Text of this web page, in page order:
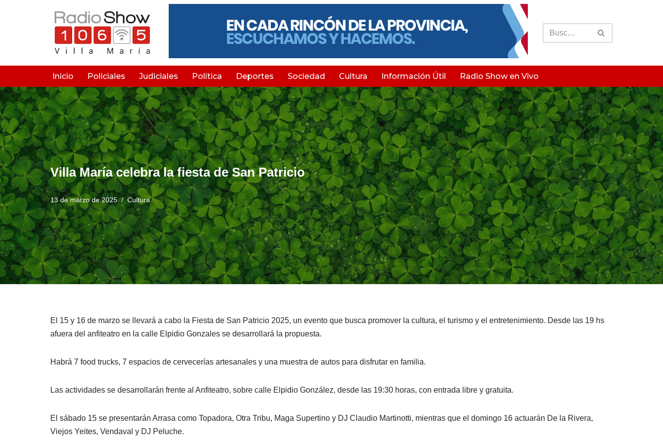
Inicio Policiales Judiciales Política Deportes Sociedad Cultura Información Útil Radio Show en Vivo
Villa María celebra la fiesta de San Patricio
13 de marzo de 2025 Cultura
El 15 y 16 de marzo se llevará a cabo la Fiesta de San Patricio 2025, un evento que busca promover la cultura, el turismo y el entretenimiento. Desde las 19 hs
afuera del anfiteatro en la calle Elpidio Gonzales se desarrollará la propuesta.
Habrá 7 food trucks, 7 espacios de cervecerías artesanales y una muestra de autos para disfrutar en familia.
Las actividades se desarrollarán frente al Anfiteatro, sobre calle Elpidio González, desde las 19:30 horas, con entrada libre y gratuita.
El sábado 15 se presentarán Arrasa como Topadora, Otra Tribu, Maga Supertino y DJ Claudio Martinotti, mientras que el domingo 16 actuarán De la Rivera,
Viejos Yeites, Vendaval y DJ Peluche.